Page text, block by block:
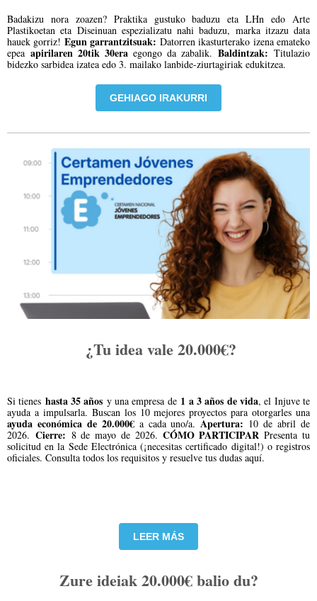
Badakizu nora zoazen? Praktika gustuko baduzu eta LHn edo Arte
Plastikoetan eta Diseinuan espezializatu nahi baduzu, marka itzazu data
hauek gorriz! Egun garrantzitsuak: Datorren ikasturterako izena emateko
epea apirilaren 20tik 30era egongo da zabalik. Baldintzak: Titulazio
bidezko sarbidea izatea edo 3. mailako lanbide-ziurtagiriak edukitzea.
GEHIAGO IRAKURRI
¿Tu idea vale 20.000€?
Si tienes hasta 35 años y una empresa de 1 a 3 años de vida, el Injuve te
ayuda a impulsarla. Buscan los 10 mejores proyectos para otorgarles una
ayuda económica de 20.000€a cada uno/a.Apertura: 10 de abril de
2026. Cierre: 8 de mayo de 2026. CÓMO PARTICIPARPresenta tu
solicitud en la Sede Electrónica (¡necesitas certificado digital!) o registros
oficiales. Consulta todos los requisitos y resuelve tus dudas aquí.
LEER MÁS
Zure ideiak 20.000€ balio du?